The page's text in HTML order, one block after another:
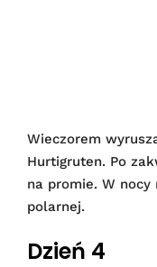
Wieczorem
Hurtigruten. Po
na promie. W
polarnej.
Dzień 4